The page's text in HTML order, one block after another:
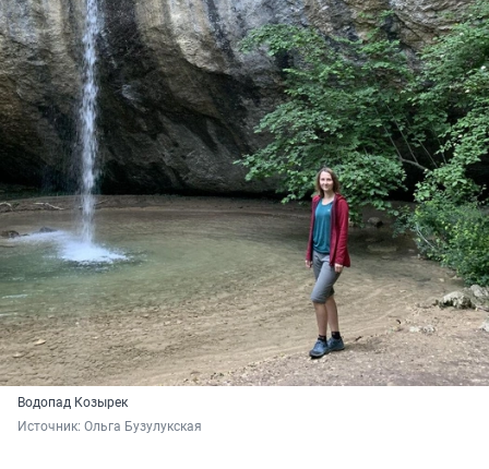
Водопад Козырек
Источник: Ольга Бузулукская